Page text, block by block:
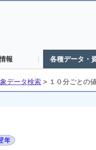
報 各種データ・
データ検索 > １０分ごとの